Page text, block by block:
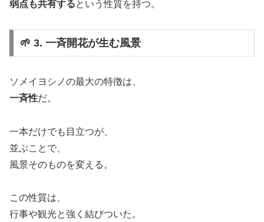
弱点も共有するという性質を持つ。
🌱 3. 一斉開花が生む風景
ソメイヨシノの最大の特徴は、
一斉性だ。
一本だけでも目立つが、
並ぶことで、
風景そのものを変える。
この性質は、
行事や観光と強く結びついた。